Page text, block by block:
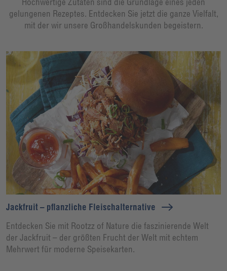
gelungenen Rezeptes. Entdecken Sie jetzt die ganze Vielfalt,
mit der wir unsere Großhandelskunden begeistern.
Jackfruit – pflanzliche Fleischalternative
Entdecken Sie mit Rootzz of Nature die faszinierende Welt
der Jackfruit – der größten Frucht der Welt mit echtem
Mehrwert für moderne Speisekarten.